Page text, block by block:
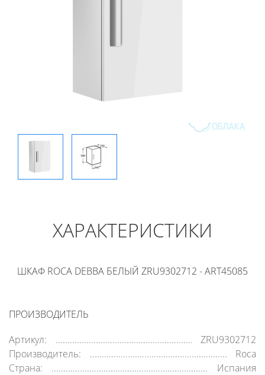
ХАРАКТЕРИСТИКИ
ШКАФ ROCA DEBBA БЕЛЫЙ ZRU9302712 - ART45085
ПРОИЗВОДИТЕЛЬ
Артикул:
ZRU9302712
Производитель:
Roca
Страна:
Испания